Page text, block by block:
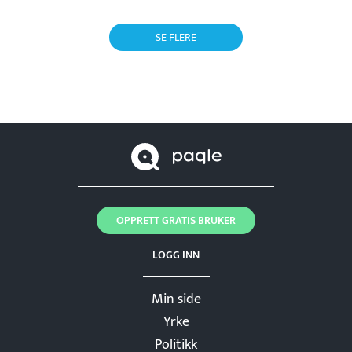
SE FLERE
Min side
Yrke
Politikk
LOGG INN
OPPRETT GRATIS BRUKER